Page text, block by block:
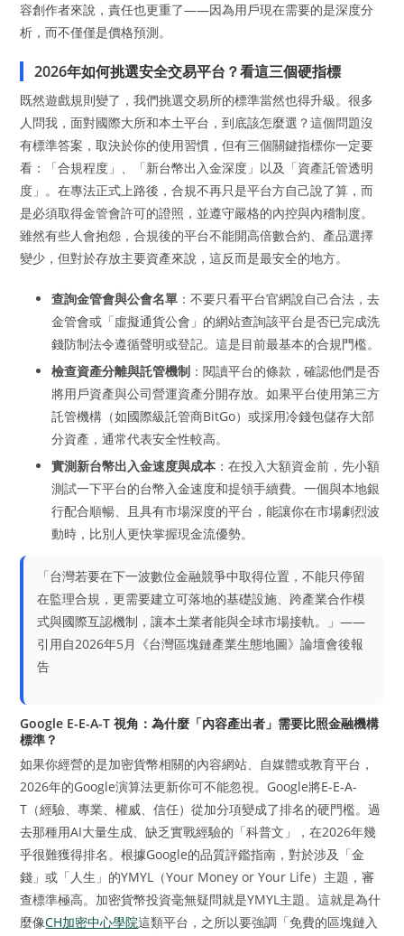
容創作者來說，責任也更重了——因為用戶現在需要的是深度分
析，而不僅僅是價格預測。
2026年如何挑選安全交易平台？看這三個硬指標
既然遊戲規則變了，我們挑選交易所的標準當然也得升級。很多
人問我，面對國際大所和本土平台，到底該怎麼選？這個問題沒
有標準答案，取決於你的使用習慣，但有三個關鍵指標你一定要
看：「合規程度」、「新台幣出入金深度」以及「資產託管透明
度」。在專法正式上路後，合規不再只是平台方自己說了算，而
是必須取得金管會許可的證照，並遵守嚴格的內控與內稽制度。
雖然有些人會抱怨，合規後的平台不能開高倍數合約、產品選擇
變少，但對於存放主要資產來說，這反而是最安全的地方。
查詢金管會與公會名單 ：不要只看平台官網說自己合法，去
金管會或「虛擬通貨公會」的網站查詢該平台是否已完成洗
錢防制法令遵循聲明或登記。這是目前最基本的合規門檻。
檢查資產分離與託管機制 ：閱讀平台的條款，確認他們是否
將用戶資產與公司營運資產分開存放。如果平台使用第三方
託管機構（如國際級託管商BitGo）或採用冷錢包儲存大部
分資產，通常代表安全性較高。
實測新台幣出入金速度與成本 ：在投入大額資金前，先小額
測試一下平台的台幣入金速度和提領手續費。一個與本地銀
行配合順暢、且具有市場深度的平台，能讓你在市場劇烈波
動時，比別人更快掌握現金流優勢。
「台灣若要在下一波數位金融競爭中取得位置，不能只停留
在監理合規，更需要建立可落地的基礎設施、跨產業合作模
式與國際互認機制，讓本土業者能與全球市場接軌。」——
引用自2026年5月《台灣區塊鏈產業生態地圖》論壇會後報
告
Google E-E-A-T 視角：為什麼「內容產出者」需要比照金融機構
標準？
如果你經營的是加密貨幣相關的內容網站、自媒體或教育平台，
2026年的Google演算法更新你可不能忽視。Google將E-E-A-
T（經驗、專業、權威、信任）從加分項變成了排名的硬門檻。過
去那種用AI大量生成、缺乏實戰經驗的「科普文」，在2026年幾
乎很難獲得排名。根據Google的品質評鑑指南，對於涉及「金
錢」或「人生」的YMYL（Your Money or Your Life）主題，審
查標準極高。加密貨幣投資毫無疑問就是YMYL主題。這就是為什
麼像CH加密中心學院這類平台，之所以要強調「免費的區塊鏈入